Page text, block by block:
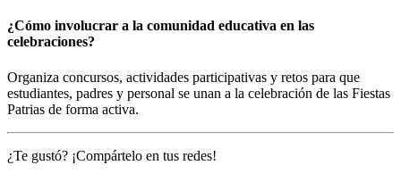
¿Cómo involucrar a la comunidad educativa en las
celebraciones?
Organiza concursos, actividades participativas y retos para que
estudiantes, padres y personal se unan a la celebración de las Fiestas
Patrias de forma activa.
¿Te gustó? ¡Compártelo en tus redes!